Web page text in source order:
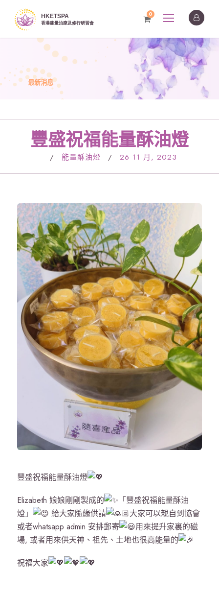
0
最新消息
豐盛祝福能量酥油燈
/ 能量酥油燈 / 26 11 月, 2023
豐盛祝福能量酥油燈
Elizabeth 娘娘剛剛製成的
「豐盛祝福能量酥油
燈」
給大家隨緣供請
大家可以親自到協會
或者whatsapp admin 安排郵寄
用來提升家裏的磁
場, 或者用來供天神、祖先、土地也很高能量的
祝福大家